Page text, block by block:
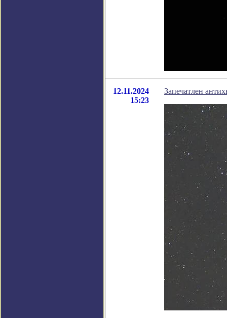
12.11.2024
15:23
Запечатлен